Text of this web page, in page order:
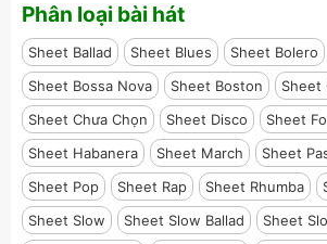
Phân loại bài hát
Sheet Ballad Sheet Blues
Sheet Bolero
Sheet Bossa Nova
Sheet Boston
Sheet
Sheet Chưa Chọn
Sheet Disco
Sheet
Sheet Habanera
Sheet March
Sheet
Sheet Pop
Sheet Rap Sheet Rhumba
Sheet Slow
Sheet Slow Ballad
Sheet